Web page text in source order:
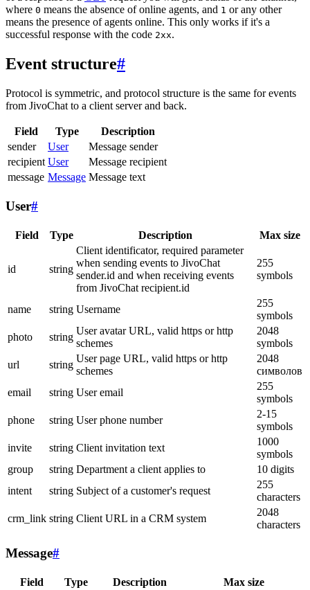
where 0 means the absence of online agents, and 1 or any other
means the presence of agents online. This only works if it's a
successful response with the code 2xx.
Event structure#
Protocol is symmetric, and protocol structure is the same for events
from JivoChat to a client server and back.
Field Type
Description
sender
User
Message sender
recipient User
Message recipient
message Message Message text
User#
Field Type Description Max size
id string
Client identificator, required parameter
when sending events to JivoChat
sender.id and when receiving events
from JivoChat recipient.id
255
symbols
name string Username
255
symbols
photo
string
User avatar URL, valid https or http
schemes
2048
symbols
url
string
User page URL, valid https or http
schemes
2048
символов
email
string User email
255
symbols
phone
string User phone number
2-15
symbols
invite
string Client invitation text
1000
symbols
group
string Department a client applies to
10 digits
intent
string Subject of a customer's request
255
characters
crm_link string Client URL in a CRM system
2048
characters
Message#
Field Type Description Max size